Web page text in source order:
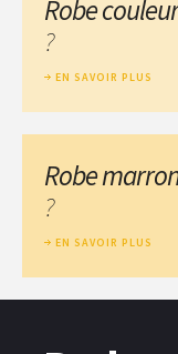
Robe
?
EN SAVOIR PLUS
Robe
?
EN SAVOIR PLUS